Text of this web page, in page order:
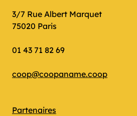
3/7 Rue Albert Marquet
75020 Paris
01 43 71 82 69
coop@coopaname.coop
Partenaires